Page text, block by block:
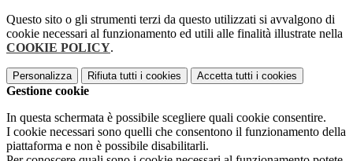
Questo sito o gli strumenti terzi da questo utilizzati si avvalgono di
cookie necessari al funzionamento ed utili alle finalità illustrate nella
COOKIE POLICY.
Personalizza Rifiuta tutti i cookies Accetta tutti i cookies
Gestione cookie
In questa schermata è possibile scegliere quali cookie consentire.
I cookie necessari sono quelli che consentono il funzionamento della
piattaforma e non è possibile disabilitarli.